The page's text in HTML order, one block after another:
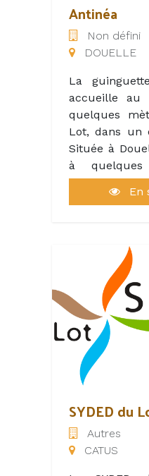
Cahors,
ses 10
vue et
majestueuse
la ravissante
La
possibilité
séminaires,
de famille
traiteur à
Que votre
touristique ou
Bergerie
sincère au
Réserver une
Antinéa
Non défini
DOUELLE
La
accueille au
quelques
Lot, dans un
Située à
à
Cahors.
verte, vous
ainsi qu’une
location, de
paddle.
En
SYDED du
Autres
CATUS